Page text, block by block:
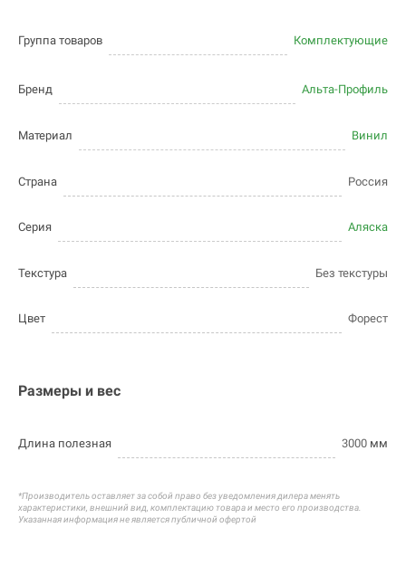
Группа товаров Комплектующие
Бренд Альта-Профиль
Материал Винил
Страна Россия
Серия Аляска
Текстура Без текстуры
Цвет Форест
Размеры и вес
Длина полезная 3000 мм
*Производитель оставляет за собой право без уведомления дилера менять
характеристики, внешний вид, комплектацию товара и место его производства.
Указанная информация не является публичной офертой